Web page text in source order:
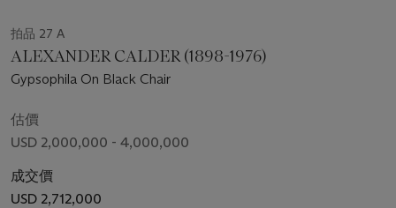
拍品 27 A
ALEXANDER CALDER (1898-1976)
Gypsophila On Black Chair
估價
USD 2,000,000 - 4,000,000
成交價
USD 2,712,000